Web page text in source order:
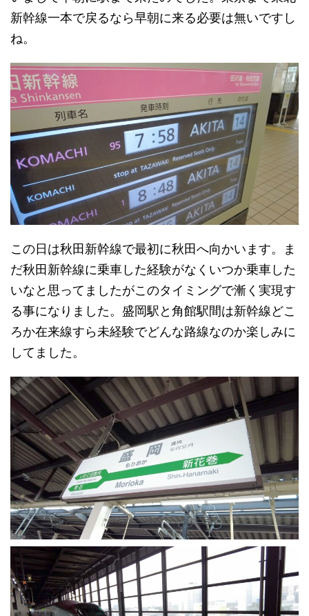
新幹線一本で戻るなら早朝に来る必要は無いですし
ね。
この日は秋田新幹線で最初に秋田へ向かいます。ま
だ秋田新幹線に乗車した経験がなくいつか乗車した
いなと思ってましたがこのタイミングで漸く実現す
る事になりました。盛岡駅と角館駅間は新幹線どこ
ろか在来線すら未経験でどんな路線なのか楽しみに
してました。